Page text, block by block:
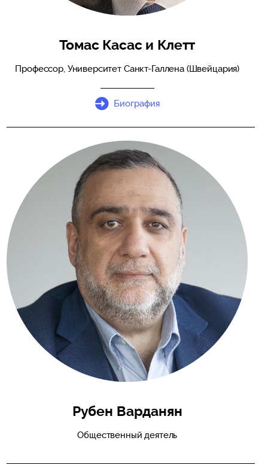
Томас Касас и Клетт
Профессор, Университет Санкт-Галлена (Швейцария)
Биография
Рубен Варданян
Общественный деятель